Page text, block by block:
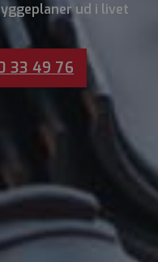
ud i livet
33 49 76